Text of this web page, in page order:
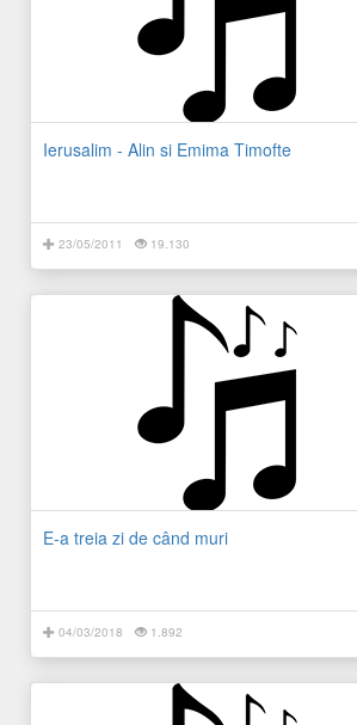
Ierusalim - Alin si Emima Timofte
23/05/2011 19.130
E-a treia zi de când muri
04/03/2018 1.892